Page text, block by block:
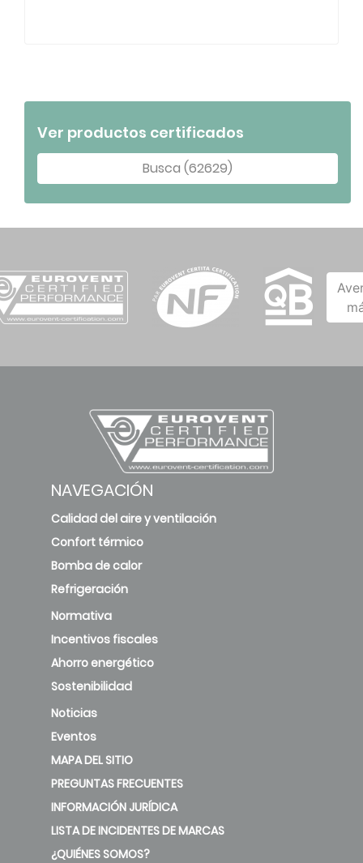
Ver productos certificados
Busca (62629)
NAVEGACIÓN
Calidad del aire y ventilación
Confort térmico
Bomba de calor
Refrigeración
Normativa
Incentivos fiscales
Ahorro energético
Sostenibilidad
Noticias
Eventos
MAPA DEL SITIO
PREGUNTAS FRECUENTES
INFORMACIÓN JURÍDICA
LISTA DE INCIDENTES DE MARCAS
¿QUIÉNES SOMOS?